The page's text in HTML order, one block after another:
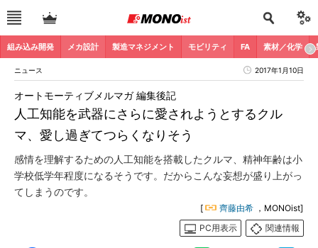
組み込み開発 メカ設計 製造マネジメント モビリティ FA 素材／化学
ニュース 2017年1月10日
人工知能を武器にさらに愛されようとするクル
マ、愛し過ぎてつらくなりそう
オートモーティブメルマガ 編集後記
感情を理解するための人工知能を搭載したクルマ、精神年齢は小
学校低学年程度になるそうです。だからこんな妄想が盛り上がっ
てしまうのです。
[ 齊藤由希 ，MONOist]
PC用表示
関連情報